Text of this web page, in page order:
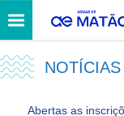
NOTÍCIAS
Abertas as